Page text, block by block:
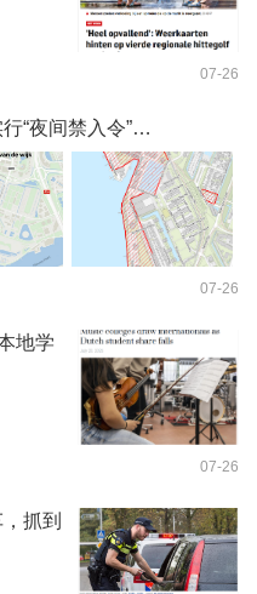
07-26
“夜间禁入令”…
07-26
地学
07-26
抓到